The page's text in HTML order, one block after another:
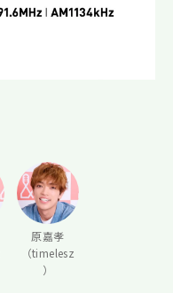
原嘉孝
（timelesz
）